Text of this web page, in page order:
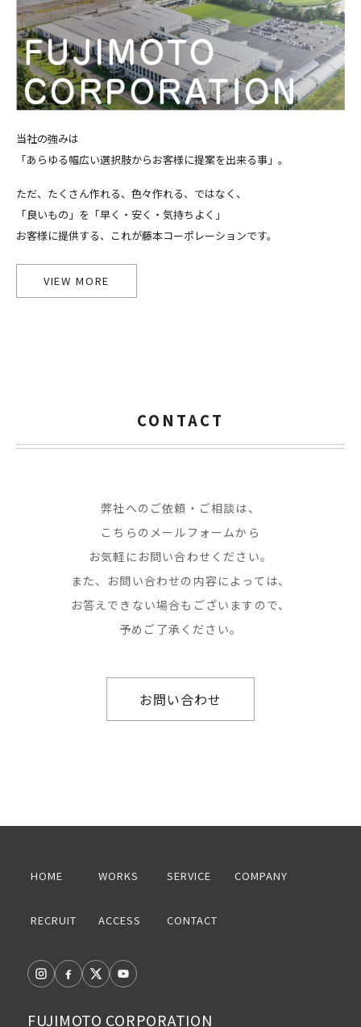
当社の強みは
「あらゆる幅広い選択肢からお客様に提案を出来る事」。
ただ、たくさん作れる、色々作れる、ではなく、
「良いもの」を「早く・安く・気持ちよく」
お客様に提供する、これが藤本コーポレーションです。
VIEW MORE
CONTACT
弊社へのご依頼・ご相談は、
こちらのメールフォームから
お気軽にお問い合わせください。
また、お問い合わせの内容によっては、
お答えできない場合もございますので、
予めご了承ください。
お問い合わせ
HOME WORKS SERVICE COMPANY
RECRUIT ACCESS CONTACT
FUJIMOTO CORPORATION